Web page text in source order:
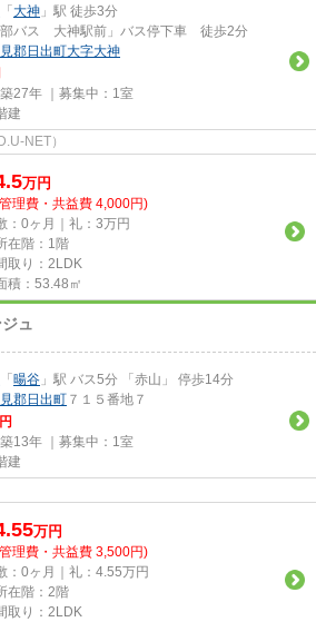
「 大神 」駅 徒歩3分
部バス 大神駅前」バス停下車 徒歩2分
郡日出町大字大神
27年 ｜募集中： 1室
建
NET）
万円
理費・共益費 4,000円)
：0ヶ月｜礼：3万円
在階：1階
取り：2LDK
積：53.48㎡
ュ
「 暘谷 」駅 バス5分 「赤山」 停歩14分
郡日出町 ７１５番地７
13年 ｜募集中： 1室
建
万円
理費・共益費 3,500円)
：0ヶ月｜礼：4.55万円
在階：2階
取り：2LDK